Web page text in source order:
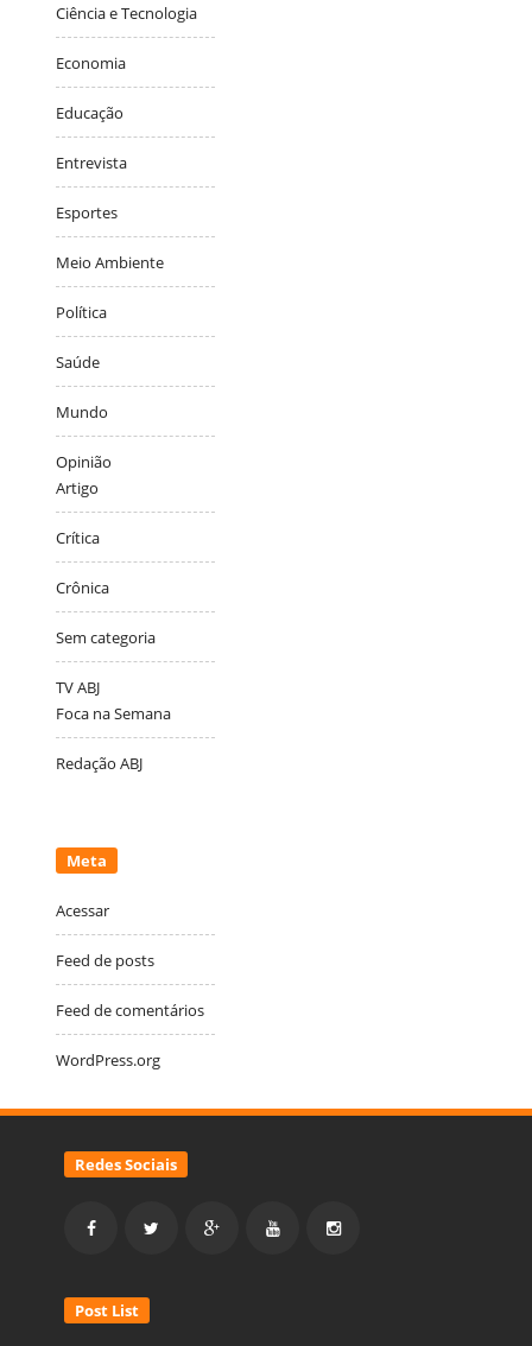
Ciência e Tecnologia
Economia
Educação
Entrevista
Esportes
Meio Ambiente
Política
Saúde
Mundo
Opinião
Artigo
Crítica
Crônica
Sem categoria
TV ABJ
Foca na Semana
Redação ABJ
Meta
Acessar
Feed de posts
Feed de comentários
WordPress.org
Redes Sociais
Post List